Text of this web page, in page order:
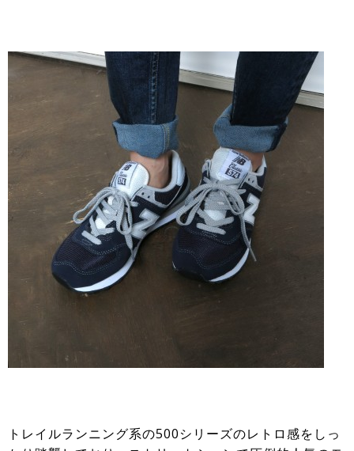
トレイルランニング系の500シリーズのレトロ感をしっ